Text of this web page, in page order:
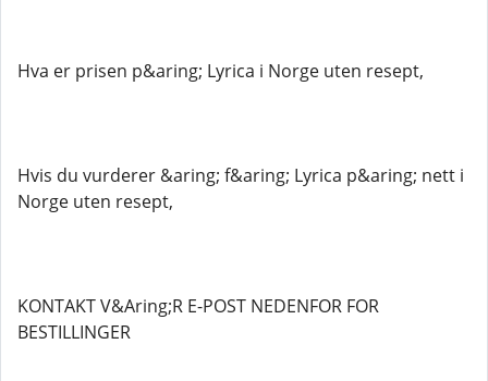
Hva er prisen p&aring; Lyrica i Norge uten resept,
Hvis du vurderer &aring; f&aring; Lyrica p&aring; nett i
Norge uten resept,
KONTAKT V&Aring;R E-POST NEDENFOR FOR
BESTILLINGER